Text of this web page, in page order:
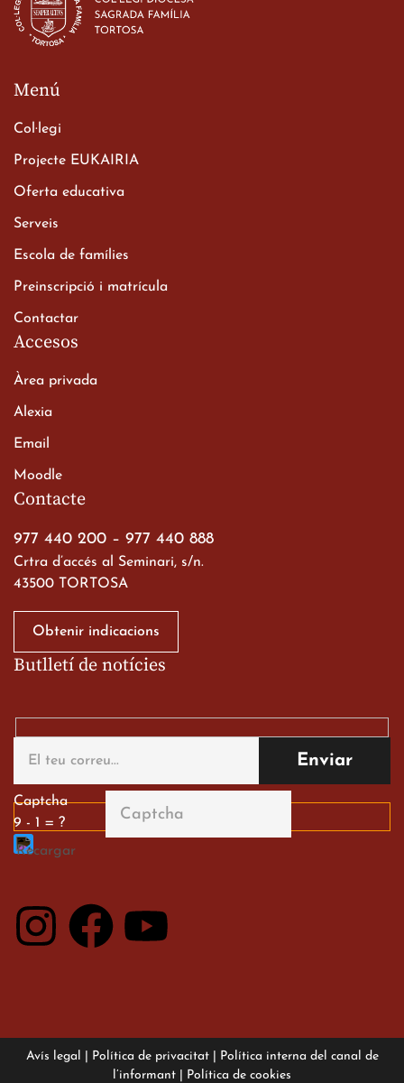
23 de març de 2026
Xerrada del Sr. Bisbe als
Batxillerat
Viatge de 2n de Batxillerat
alumnes al Tortosa
English Festival
13 de març de 2026
Contacte
977 440 200 – 977 440 888
Crtra d’accés al Seminari, s/n.
43500 TORTOSA
Obtenir indicacions
Menú
Col·legi
Projecte EUKAIRIA
Oferta educativa
Serveis
Escola de famílies
Preinscripció i matrícula
Contactar
Accesos
Àrea privada
Alexia
Email
Moodle
Butlletí de notícies
Captcha
9 - 1 = ?
Avís legal Política de privacitat| Política interna del canal de
l’informant
Política de cookies